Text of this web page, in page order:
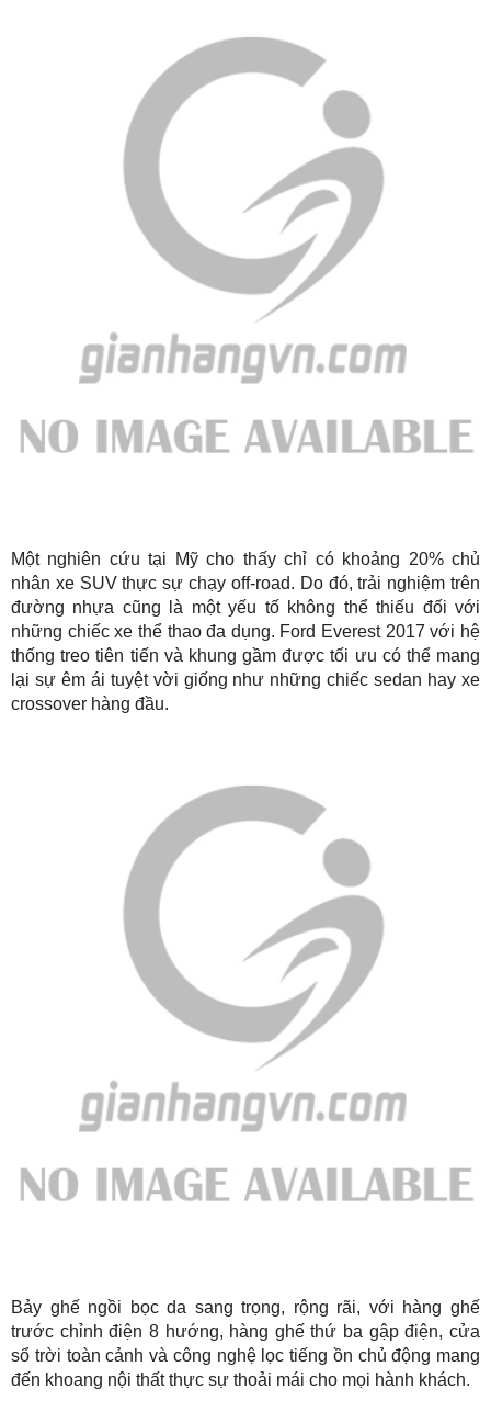
Một nghiên cứu tại Mỹ cho thấy chỉ có khoảng 20% chủ
nhân xe SUV thực sự chạy off-road. Do đó, trải nghiệm trên
đường nhựa cũng là một yếu tố không thể thiếu đối với
những chiếc xe thể thao đa dụng. Ford Everest 2017 với hệ
thống treo tiên tiến và khung gầm được tối ưu có thể mang
lại sự êm ái tuyệt vời giống như những chiếc sedan hay xe
crossover hàng đầu.
Bảy ghế ngồi bọc da sang trọng, rộng rãi, với hàng ghế
trước chỉnh điện 8 hướng, hàng ghế thứ ba gập điện, cửa
sổ trời toàn cảnh và công nghệ lọc tiếng ồn chủ động mang
đến khoang nội thất thực sự thoải mái cho mọi hành khách.